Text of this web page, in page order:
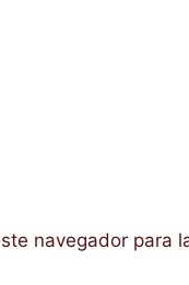
navegador para